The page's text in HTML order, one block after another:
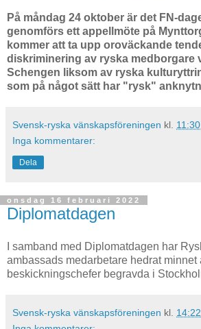
På måndag 24 oktober är det FN-
genomförs ett appellmöte på
kommer att ta upp oroväckande
diskriminering av ryska medborgare
Schengen liksom av ryska
som på något sätt har "rysk"
Svensk-ryska vänskapsföreningen kl. 11:30
Inga kommentarer:
Dela
onsdag 16 februari 2022
Diplomatdagen
I samband med Diplomatdagen har
ambassads medarbetare hedrat minnet
beskickningschefer begravda i
Svensk-ryska vänskapsföreningen kl. 14:22